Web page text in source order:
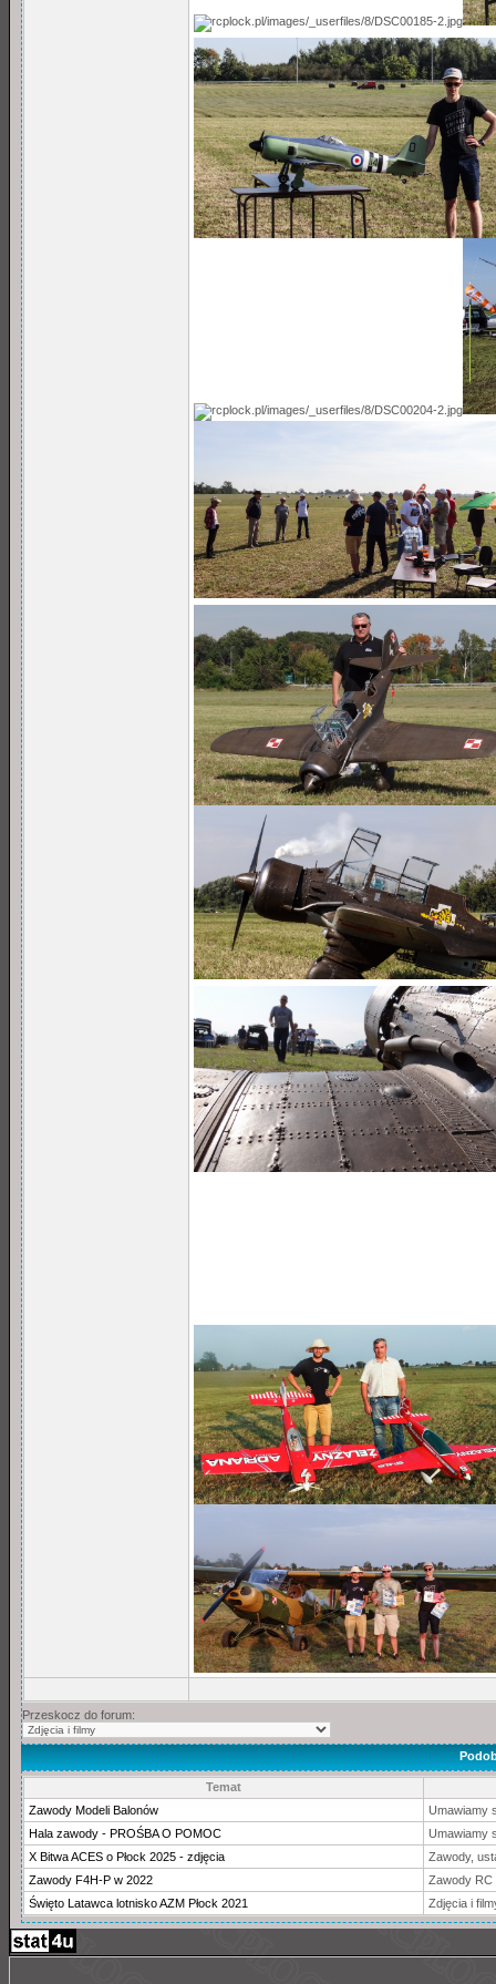
Przeskocz do forum:
Temat
Zawody Modeli Balonów
Umawiamy
Hala zawody - PROŚBA O POMOC
Umawiamy
X Bitwa ACES o Płock 2025 - zdjęcia
Zawody,
Zawody F4H-P w 2022
Zawody RC
Święto Latawca lotnisko AZM Płock 2021
Zdjęcia i